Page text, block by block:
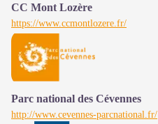
CC Mont Lozère
https://www.ccmontlozere.fr/
Parc national des Cévennes
http://www.cevennes-parcnational.fr/